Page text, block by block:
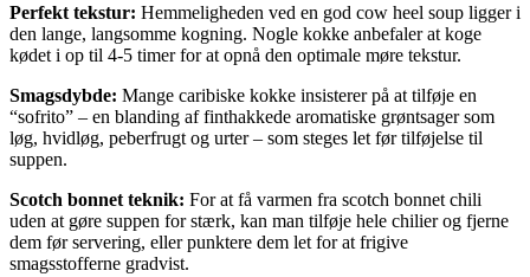
Perfekt tekstur: Hemmeligheden ved en god cow heel soup ligger i
den lange, langsomme kogning. Nogle kokke anbefaler at koge
kødet i op til 4-5 timer for at opnå den optimale møre tekstur.
Smagsdybde: Mange caribiske kokke insisterer på at tilføje en
“sofrito” – en blanding af finthakkede aromatiske grøntsager som
løg, hvidløg, peberfrugt og urter – som steges let før tilføjelse til
suppen.
Scotch bonnet teknik: For at få varmen fra scotch bonnet chili
uden at gøre suppen for stærk, kan man tilføje hele chilier og fjerne
dem før servering, eller punktere dem let for at frigive
smagsstofferne gradvist.